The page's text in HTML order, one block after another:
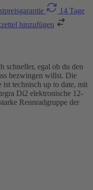
14 Tage
hinzufügen
schneller, egal ob du den
bezwingen willst. Die
ist technisch up to date, mit
Di2 elektronische 12-
Rennradgruppe der